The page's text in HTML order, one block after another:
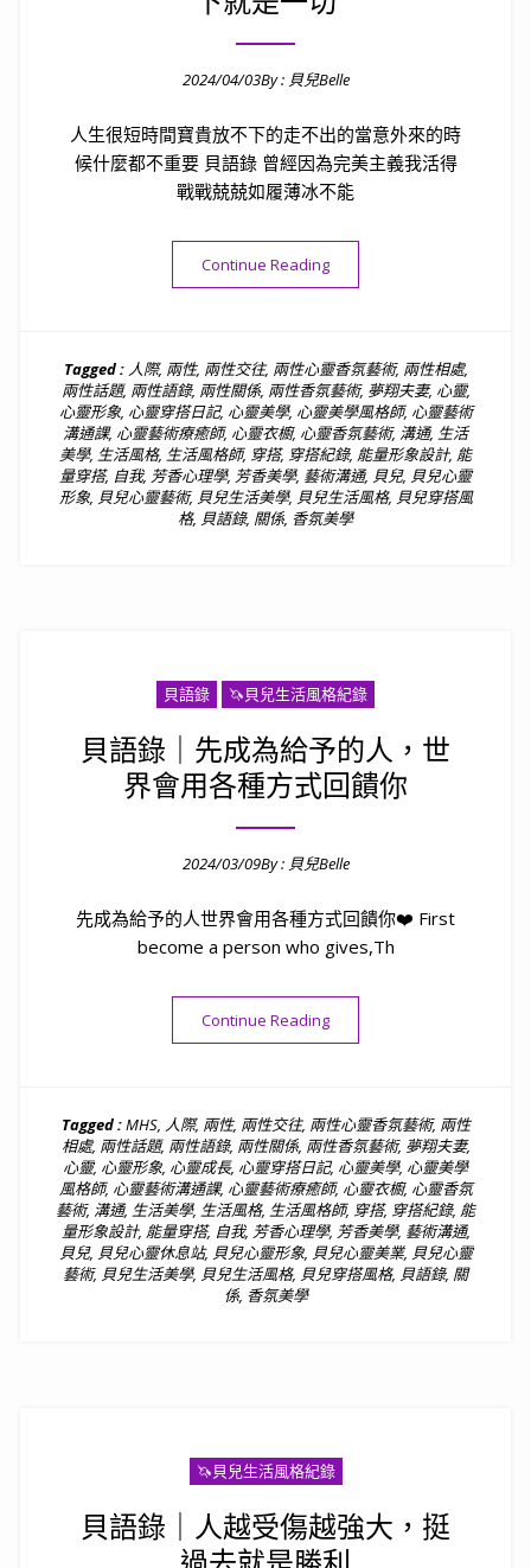
2024/04/03By : 貝兒Belle
人生很短時間寶貴放不下的走不出的當意外來的時
候什麼都不重要 貝語錄 曾經因為完美主義我活得
戰戰兢兢如履薄冰不能
Continue Reading“貝語錄｜人生很短時間寶貴
Tagged : 人際, 兩性, 兩性交往, 兩性心靈香氛藝術, 兩性相處,
兩性話題, 兩性語錄, 兩性關係, 兩性香氛藝術, 夢翔夫妻, 心靈,
心靈形象, 心靈穿搭日記, 心靈美學, 心靈美學風格師, 心靈藝術
溝通課, 心靈藝術療癒師, 心靈衣櫥, 心靈香氛藝術, 溝通, 生活
美學, 生活風格, 生活風格師, 穿搭, 穿搭紀錄, 能量形象設計, 能
量穿搭, 自我, 芳香心理學, 芳香美學, 藝術溝通, 貝兒, 貝兒心靈
形象, 貝兒心靈藝術, 貝兒生活美學, 貝兒生活風格, 貝兒穿搭風
格, 貝語錄, 關係, 香氛美學
貝語錄 🦄️貝兒生活風格紀錄
貝語錄｜先成為給予的人，世
界會用各種方式回饋你
2024/03/09By : 貝兒Belle
先成為給予的人世界會用各種方式回饋你❤️ First
become a person who gives,Th
Continue Reading“貝語錄｜先成為給予的人，
Tagged :MHS, 人際, 兩性, 兩性交往, 兩性心靈香氛藝術, 兩性
相處, 兩性話題, 兩性語錄, 兩性關係, 兩性香氛藝術, 夢翔夫妻,
心靈, 心靈形象, 心靈成長, 心靈穿搭日記, 心靈美學, 心靈美學
風格師, 心靈藝術溝通課, 心靈藝術療癒師, 心靈衣櫥, 心靈香氛
藝術, 溝通, 生活美學, 生活風格, 生活風格師, 穿搭, 穿搭紀錄, 能
量形象設計, 能量穿搭, 自我, 芳香心理學, 芳香美學, 藝術溝通,
貝兒, 貝兒心靈休息站, 貝兒心靈形象, 貝兒心靈美業, 貝兒心靈
藝術, 貝兒生活美學, 貝兒生活風格, 貝兒穿搭風格, 貝語錄, 關
係, 香氛美學
🦄️貝兒生活風格紀錄
貝語錄｜人越受傷越強大，挺